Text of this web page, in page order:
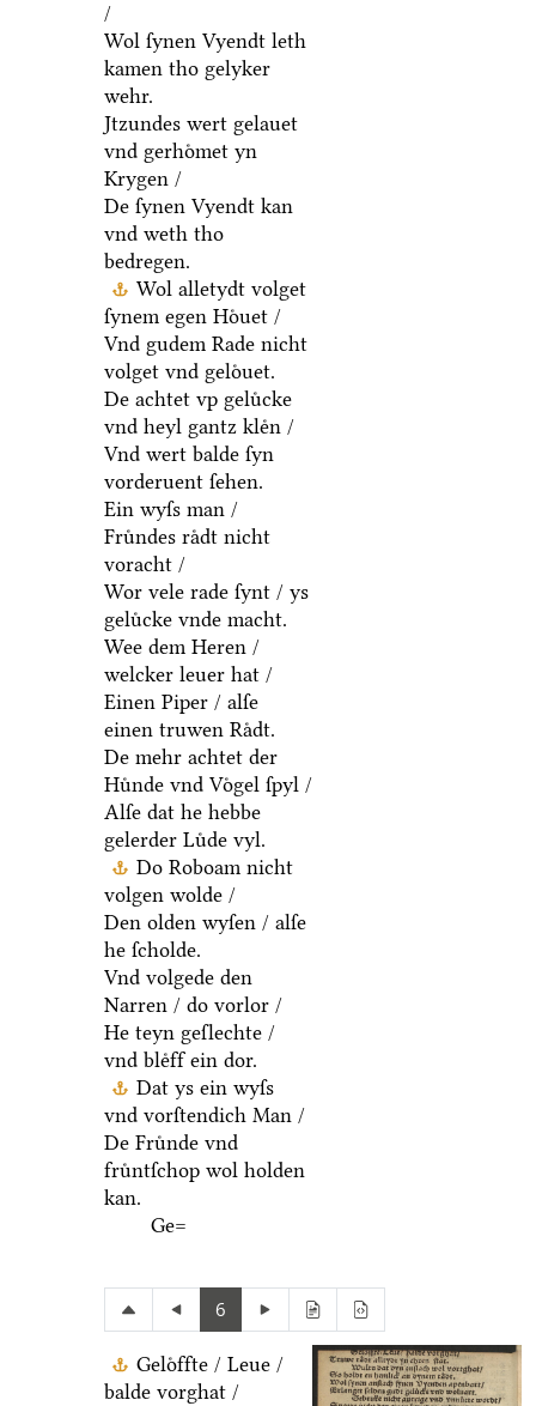
/
Wol ſynen Vyendt leth
kamen tho gelyker
wehr.
Jtzundes wert gelauet
vnd gerhoͤmet yn
Krygen /
De ſynen Vyendt kan
vnd weth tho
bedregen.
Wol alletydt volget
ſynem egen Hoͤuet /
Vnd gudem Rade nicht
volget vnd geloͤuet.
De achtet vp geluͤcke
vnd heyl gantz kleͤn /
Vnd wert balde ſyn
vorderuent ſehen.
Ein wyſs man /
Fruͤndes raͤdt nicht
voracht /
Wor vele rade ſynt / ys
geluͤcke vnde macht.
Wee dem Heren /
welcker leuer hat /
Einen Piper / alſe
einen truwen Raͤdt.
De mehr achtet der
Huͤnde vnd Voͤgel ſpyl /
Alſe dat he hebbe
gelerder Luͤde vyl.
Do Roboam nicht
volgen wolde /
Den olden wyſen / alſe
he ſcholde.
Vnd volgede den
Narren / do vorlor /
He teyn geſlechte /
vnd bleͤff ein dor.
Dat ys ein wyſs
vnd vorſtendich Man /
De Fruͤnde vnd
fruͤntſchop wol holden
kan.
Ge=
6
Geloͤffte / Leue /
balde vorghat /